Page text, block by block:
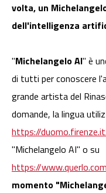
volta, un
dell'intelligenza
"Michelangelo AI" è
di tutti per conoscere
grande artista del
domande, la lingua
https://
"Michelangelo AI" o su
https://
momento